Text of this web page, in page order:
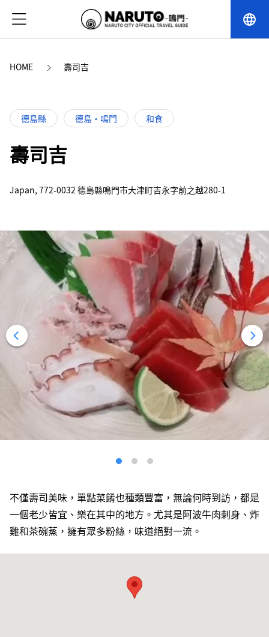
language
HOME 壽司吉
德島縣 德島・鳴門 和食
壽司吉
Japan, 772-0032 德島縣鳴門市大津町吉永字前之越280-1
不僅壽司美味，單點菜餚也種類豐富，無論何時到訪，都是
一個老少皆宜、樂在其中的地方。尤其是阿波牛肉刺身、炸
雞和茶碗蒸，擁有眾多粉絲，味道絕對一流。